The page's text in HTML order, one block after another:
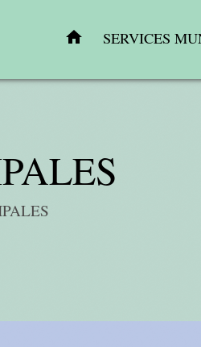
home SERVICES